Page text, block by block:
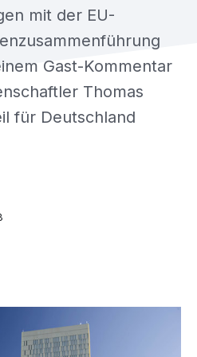
mit der EU-
Gast-Kommentar
Thomas
für Deutschland